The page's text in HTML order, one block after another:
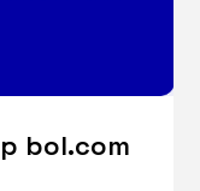
bol.com